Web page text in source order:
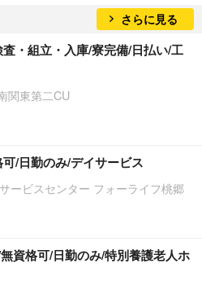
さらに見る
・組立・入庫/寮完備/日払い/工
関東第二CU
/日勤のみ/デイサービス
ービスセンター フォーライフ桃郷
資格可/日勤のみ/特別養護老人ホ